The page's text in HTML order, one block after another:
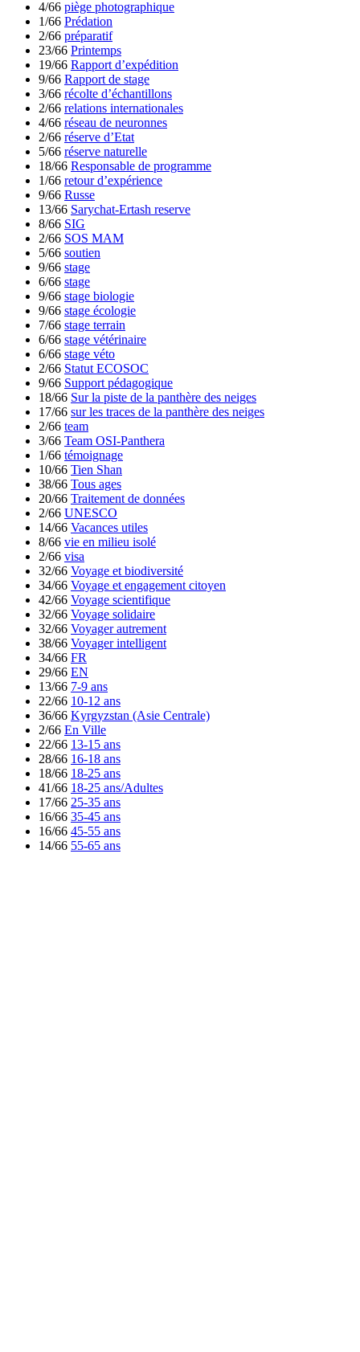
4/66 piège photographique
1/66 Prédation
2/66 préparatif
23/66 Printemps
19/66 Rapport d’expédition
9/66 Rapport de stage
3/66 récolte d’échantillons
2/66 relations internationales
4/66 réseau de neuronnes
2/66 réserve d’Etat
5/66 réserve naturelle
18/66 Responsable de programme
1/66 retour d’expérience
9/66 Russe
13/66 Sarychat-Ertash reserve
8/66 SIG
2/66 SOS MAM
5/66 soutien
9/66 stage
6/66 stage
9/66 stage biologie
9/66 stage écologie
7/66 stage terrain
6/66 stage vétérinaire
6/66 stage véto
2/66 Statut ECOSOC
9/66 Support pédagogique
18/66 Sur la piste de la panthère des neiges
17/66 sur les traces de la panthère des neiges
2/66 team
3/66 Team OSI-Panthera
1/66 témoignage
10/66 Tien Shan
38/66 Tous ages
20/66 Traitement de données
2/66 UNESCO
14/66 Vacances utiles
8/66 vie en milieu isolé
2/66 visa
32/66 Voyage et biodiversité
34/66 Voyage et engagement citoyen
42/66 Voyage scientifique
32/66 Voyage solidaire
32/66 Voyager autrement
38/66 Voyager intelligent
34/66 FR
29/66 EN
13/66 7-9 ans
22/66 10-12 ans
36/66 Kyrgyzstan (Asie Centrale)
2/66 En Ville
22/66 13-15 ans
28/66 16-18 ans
18/66 18-25 ans
41/66 18-25 ans/Adultes
17/66 25-35 ans
16/66 35-45 ans
16/66 45-55 ans
14/66 55-65 ans